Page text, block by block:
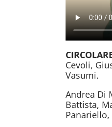
Cevoli,
Vasumi.
Andrea Di
Battista,